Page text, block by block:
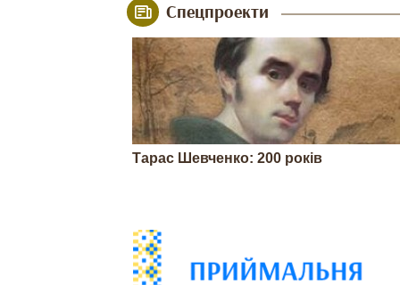
Спецпроекти
Тарас Шевченко: 200 років